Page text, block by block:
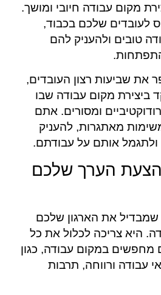
מקום עבודה חיובי ומושך.
לעובדים שלכם בכבוד,
טובים ולהעניק להם
שביעות רצון העובדים,
ביצירת מקום עבודה שבו
ומסורים. אתם
מאתגרות, להעניק
אותם על עבודתם.
הערך שלכם
את הארגון שלכם
היא צריכה לכלול את כל
במקום עבודה, כגון
עבודה ורווחה, תרבות